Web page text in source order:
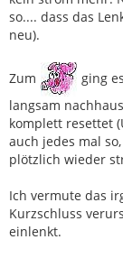
so.... dass das
neu).
Zum
ging
langsam
komplett resettet
auch jedes mal
plötzlich wieder
Ich vermute das
Kurzschluss
einlenkt.